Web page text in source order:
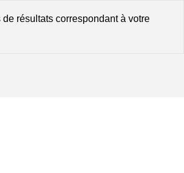
de résultats correspondant à votre